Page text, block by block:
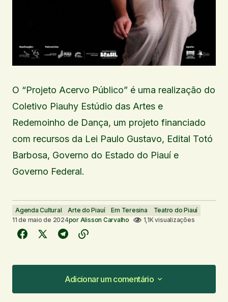
O “Projeto Acervo Público” é uma realização do
Coletivo Piauhy Estúdio das Artes e
Redemoinho de Dança, um projeto financiado
com recursos da Lei Paulo Gustavo, Edital Totó
Barbosa, Governo do Estado do Piauí e
Governo Federal.
Agenda Cultural Arte do Piauí Em Teresina
Teatro do Piauí
11 de maio de 2024por Alisson Carvalho 1,1K visualizações
Adicionar um comentário
Adicionar um comentário